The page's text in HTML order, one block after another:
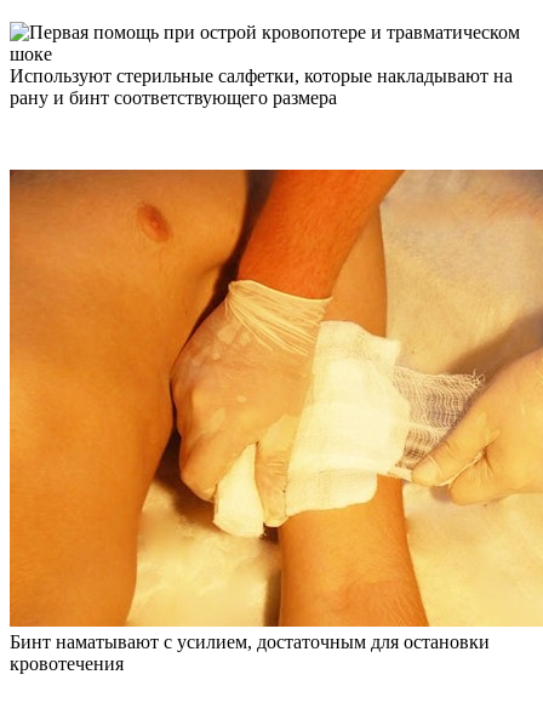
Используют стерильные салфетки, которые накладывают на
рану и бинт соответствующего размера
Бинт наматывают с усилием, достаточным для остановки
кровотечения